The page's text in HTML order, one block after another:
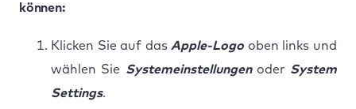
können:
Klicken Sie auf das Apple-Logo oben links und
wählen Sie Systemeinstellungenoder System
Settings.